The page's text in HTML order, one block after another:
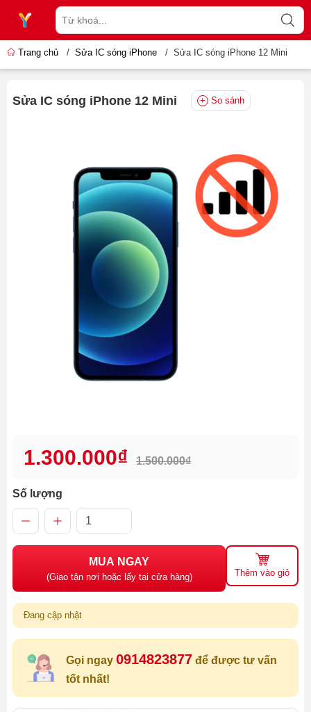
Trang chủ / Sửa IC sóng iPhone / Sửa IC sóng iPhone 12 Mini
Sửa IC sóng iPhone 12 Mini So sánh
1.300.000₫ 1.500.000₫
Số lượng
MUA NGAY
(Giao tận nơi hoặc lấy tại cửa hàng) Thêm vào giỏ
Đang cập nhật
Gọi ngay 0914823877 để được tư vấn
tốt nhất!